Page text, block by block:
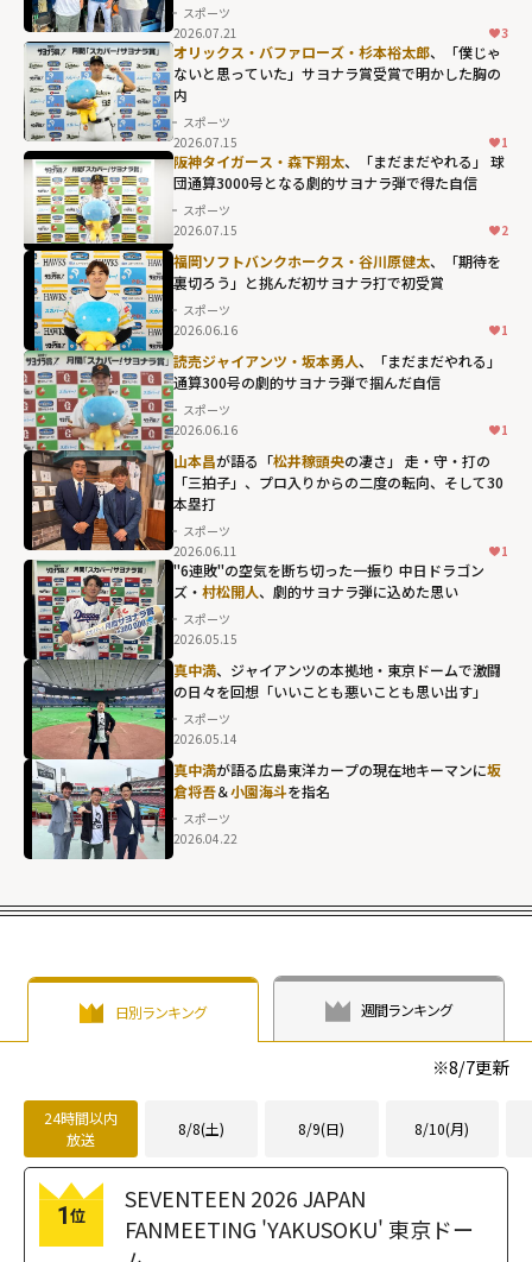
スポーツ
2026.07.21
3
オリックス・バファローズ・杉本裕太郎、「僕じゃ
ないと思っていた」サヨナラ賞受賞で明かした胸の
内
スポーツ
2026.07.15
1
阪神タイガース・森下翔太、「まだまだやれる」 球
団通算3000号となる劇的サヨナラ弾で得た自信
スポーツ
2026.07.15
2
福岡ソフトバンクホークス・谷川原健太、「期待を
裏切ろう」と挑んだ初サヨナラ打で初受賞
スポーツ
2026.06.16
1
読売ジャイアンツ・坂本勇人、「まだまだやれる」
通算300号の劇的サヨナラ弾で掴んだ自信
スポーツ
2026.06.16
1
山本昌が語る「松井稼頭央の凄さ」 走・守・打の
「三拍子」、プロ入りからの二度の転向、そして30
本塁打
スポーツ
2026.06.11
1
村松開人、劇的
サヨナラ弾に込
めた思い"
width="304"
height="203"
loading="lazy"
fetchpriority="h
"6連敗"の空気を断ち切った一振り 中日ドラゴン
ズ・ 村松開人、劇的サヨナラ弾に込めた思い
スポーツ
2026.05.15
真中満、ジャイアンツの本拠地・東京ドームで激闘
の日々を回想「いいことも悪いことも思い出す」
スポーツ
2026.05.14
真中満が語る広島東洋カープの現在地――キーマンに坂
倉将吾＆小園海斗を指名
スポーツ
2026.04.22
日別ランキング 週間ランキング
※8/7更新
24時間以内
放送
8/8(土) 8/9(日) 8/10(月)
1位
SEVENTEEN 2026 JAPAN
FANMEETING 'YAKUSOKU' 東京ドー